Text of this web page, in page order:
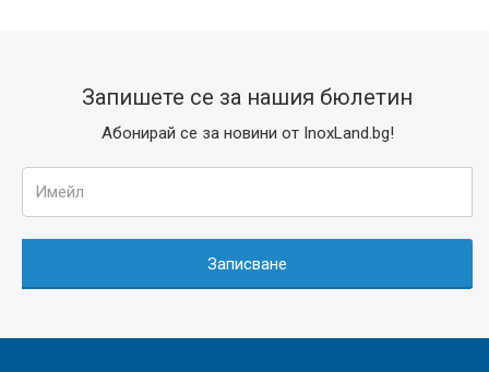
Запишете се за нашия бюлетин
Абонирай се за новини от InoxLand.bg!
Записване